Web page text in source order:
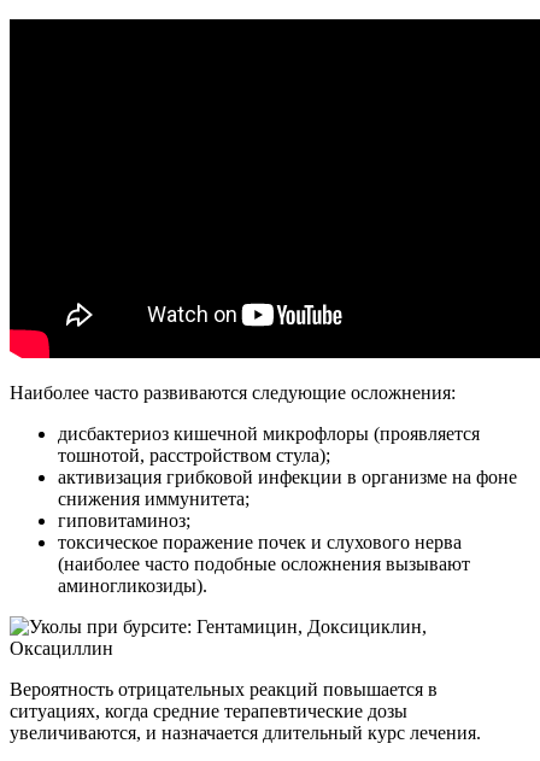
Наиболее часто развиваются следующие осложнения:
дисбактериоз кишечной микрофлоры (проявляется
тошнотой, расстройством стула);
активизация грибковой инфекции в организме на фоне
снижения иммунитета;
гиповитаминоз;
токсическое поражение почек и слухового нерва
(наиболее часто подобные осложнения вызывают
аминогликозиды).
Вероятность отрицательных реакций повышается в
ситуациях, когда средние терапевтические дозы
увеличиваются, и назначается длительный курс лечения.